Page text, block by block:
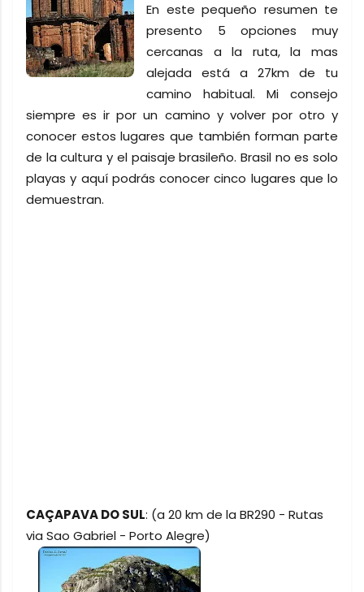
En este pequeño resumen te
presento 5 opciones muy
cercanas a la ruta, la mas
alejada está a 27km de tu
camino habitual. Mi consejo
siempre es ir por un camino y volver por otro y
conocer estos lugares que también forman parte
de la cultura y el paisaje brasileño. Brasil no es solo
playas y aquí podrás conocer cinco lugares que lo
demuestran.
CAÇAPAVA DO SUL: (a 20 km de la BR290 - Rutas
via Sao Gabriel - Porto Alegre)